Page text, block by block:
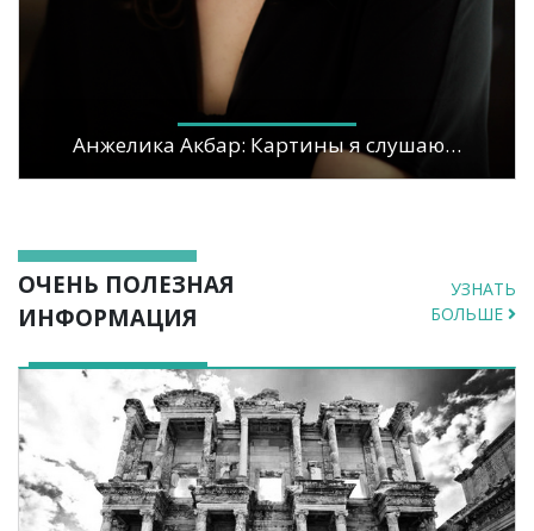
Анжелика Акбар: Картины я слушаю…
ОЧЕНЬ ПОЛЕЗНАЯ
ИНФОРМАЦИЯ
УЗНАТЬ
БОЛЬШЕ